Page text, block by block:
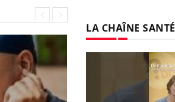
LA CHAÎNE SANTÉ